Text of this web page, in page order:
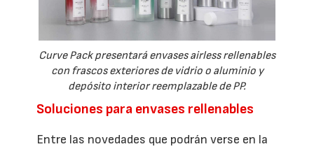
Curve Pack presentará envases airless rellenables
con frascos exteriores de vidrio o aluminio y
depósito interior reemplazable de PP.
Soluciones para envases rellenables
Entre las novedades que podrán verse en la